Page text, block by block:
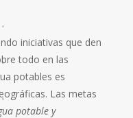
iniciativas que den
todo en las
potables es
Las metas
potable y